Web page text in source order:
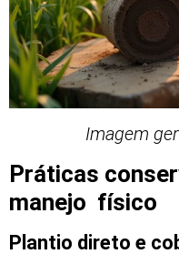
Imagem
Práticas
manejo físico
Plantio direto e